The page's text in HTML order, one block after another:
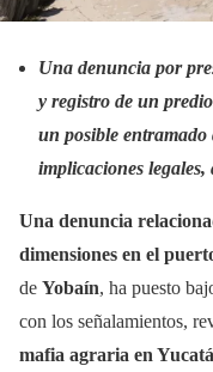
Una denuncia por
y registro de un
un posible
implicaciones
Una denuncia
dimensiones en el
de Yobaín, ha puesto
con los señalamientos,
mafia agraria en